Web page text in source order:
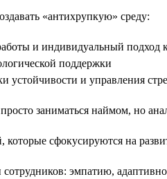
«антихрупкую» среду:
и индивидуальный подход
поддержки
устойчивости и управления
заниматься наймом, но
которые сфокусируются на
эмпатию,